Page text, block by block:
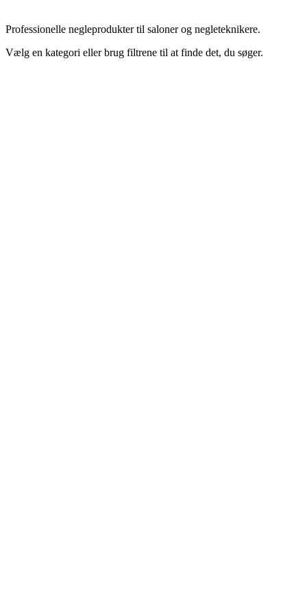
Professionelle negleprodukter til saloner og negleteknikere.
Vælg en kategori eller brug filtrene til at finde det, du søger.